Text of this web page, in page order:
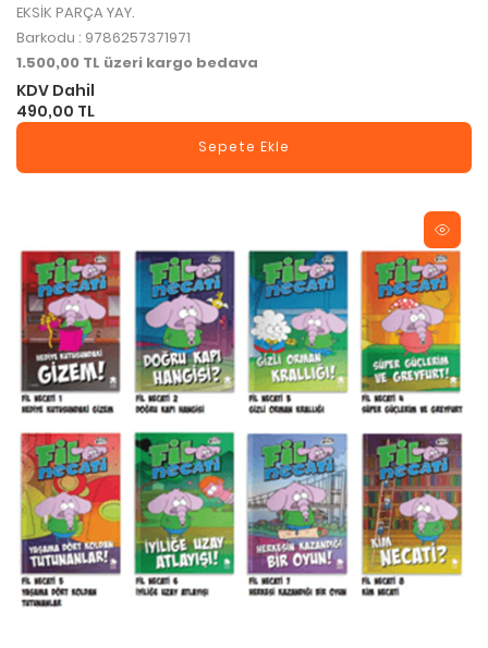
EKSİK PARÇA YAY.
Barkodu : 9786257371971
1.500,00 TL üzeri kargo bedava
KDV Dahil
490,00 TL
Sepete Ekle